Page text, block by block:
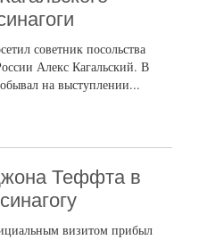
советник посольства
Алекс Кагальский. В
на выступлении...
Теффта в
визитом прибыл